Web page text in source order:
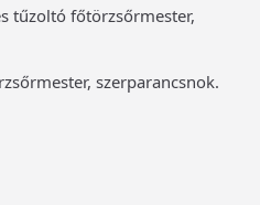
tűzoltó főtörzsőrmester,
szerparancsnok.